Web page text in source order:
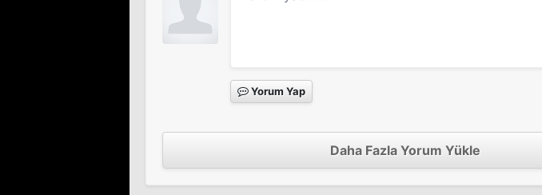
Yorum Yap
Daha Fazla Yorum Yükle